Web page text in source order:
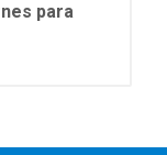
para